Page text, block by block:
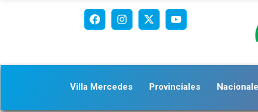
Villa Mercedes Provinciales